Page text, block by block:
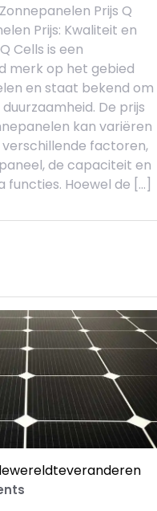
Prijs Q
Prijs: Kwaliteit en
Cells is een
merk op het gebied
en staat bekend om
De prijs
kan variëren
factoren,
de capaciteit en
Hoewel de […]